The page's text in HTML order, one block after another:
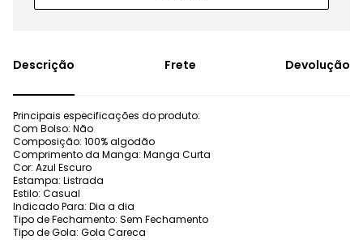
Frete Devolução
Principais especificações do produto:
Com Bolso: Não
Composição: 100% algodão
Comprimento da Manga: Manga Curta
Cor: Azul Escuro
Estampa: Listrada
Estilo: Casual
Indicado Para: Dia a dia
Tipo de Fechamento: Sem Fechamento
Tipo de Gola: Gola Careca